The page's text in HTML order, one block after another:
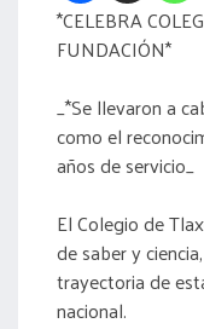
*CELEBRA
FUNDACIÓN*
_*Se llevaron a
como el
años de servicio_
El Colegio de
de saber y
trayectoria de
nacional.